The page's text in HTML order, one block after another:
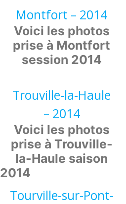
Montfort – 2014
Voici les photos
prise à Montfort
session 2014
Trouville-la-Haule
– 2014
Voici les photos
prise à Trouville-
la-Haule saison
2014
Tourville-sur-Pont-